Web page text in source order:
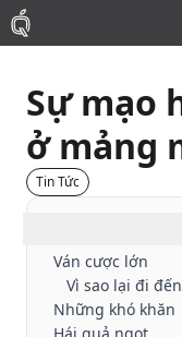
Mac
MacBook Pro
Phụ Kiện
Sự mạo
ở mảng
Tin Tức
Ván cược lớn
Vì sao lại đi
Những khó khăn